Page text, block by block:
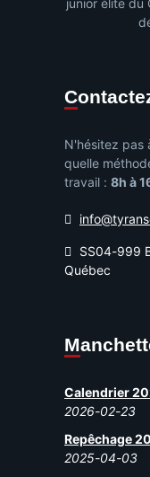
junior élite du
N'hésitez pas
quelle
travail : 8h à
SS04-999
Québec
Calendrier
2026-02-23
Repêchage
2025-04-03